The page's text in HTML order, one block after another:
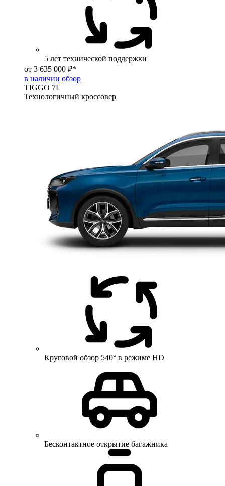
5 лет технической поддержки
от 3 635 000 ₽*
в наличии обзор
TIGGO 7L
Технологичный кроссовер
Круговой обзор 540° в режиме HD
Бесконтактное открытие багажника